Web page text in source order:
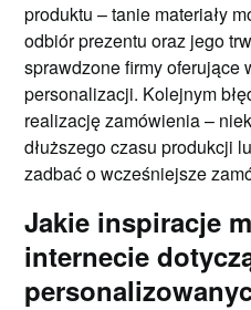
produktu – tanie materiały
odbiór prezentu oraz jego
sprawdzone firmy oferujące
personalizacji. Kolejnym
realizację zamówienia –
dłuższego czasu produkcji
zadbać o wcześniejsze
Jakie inspiracje
internecie